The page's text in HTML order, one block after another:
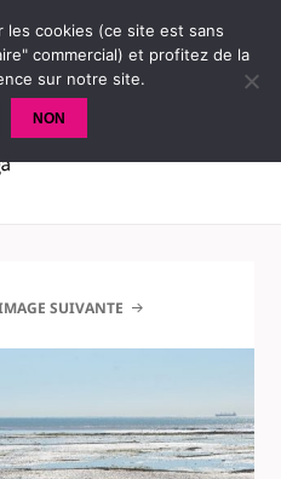
MENU
SUIVANTE
les cookies (ce site est sans
commercial) et profitez de la
sur notre site.
NON